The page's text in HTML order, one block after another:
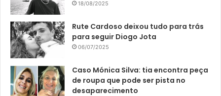
18/08/2025
Rute Cardoso deixou tudo para trás
para seguir Diogo Jota
06/07/2025
Caso Mónica Silva: tia encontra peça
de roupa que pode ser pista no
desaparecimento